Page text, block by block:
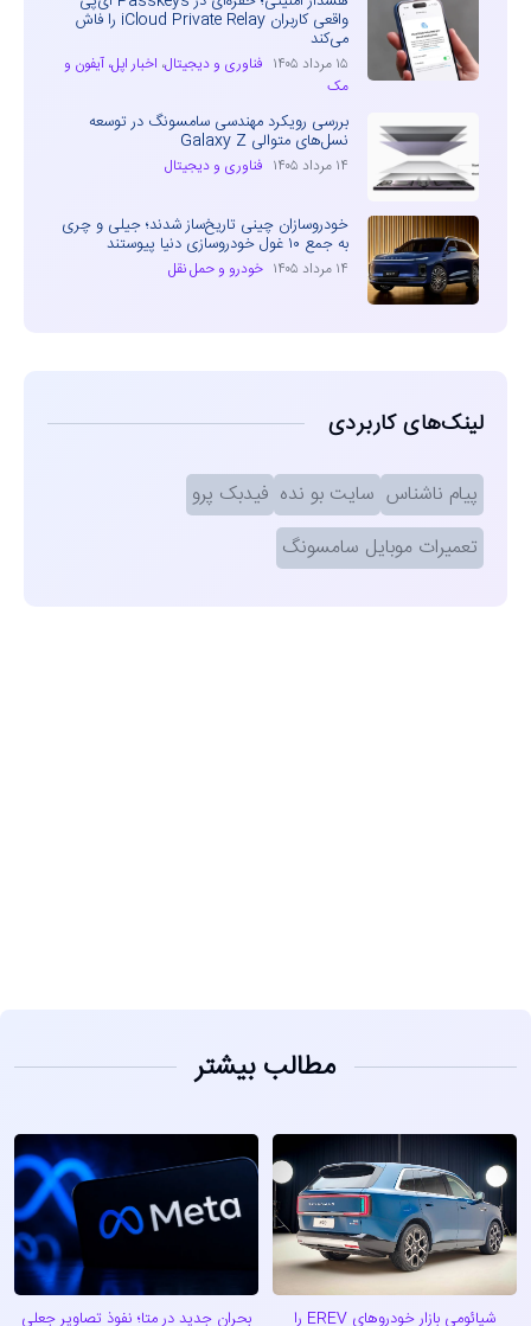
واقعی کاربران iCloud Private Relay را فاش
می‌کند
۱۵ مرداد ۱۴۰۵ فناوری و دیجیتال، اخبار اپل، آیفون و
مک
بررسی رویکرد مهندسی سامسونگ در توسعه
نسل‌های متوالی Galaxy Z
۱۴ مرداد ۱۴۰۵ فناوری و دیجیتال
خودروسازان چینی تاریخ‌ساز شدند؛ جیلی و چری
به جمع ۱۰ غول خودروسازی دنیا پیوستند
۱۴ مرداد ۱۴۰۵ خودرو و حمل نقل
لینک‌های کاربردی
پیام ناشناس سایت بو نده فیدبک پرو
تعمیرات موبایل سامسونگ
مطالب بیشتر
شیائومی بازار خودروهای EREV را بحران جدید در متا؛ نفوذ تصاویر جعلی